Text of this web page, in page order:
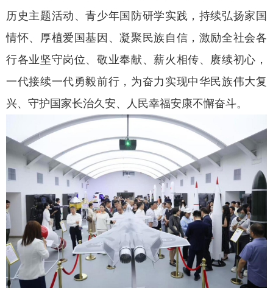
历史主题活动、青少年国防研学实践，持续弘扬家国
情怀、厚植爱国基因、凝聚民族自信，激励全社会各
行各业坚守岗位、敬业奉献、薪火相传、赓续初心，
一代接续一代勇毅前行，为奋力实现中华民族伟大复
兴、守护国家长治久安、人民幸福安康不懈奋斗。